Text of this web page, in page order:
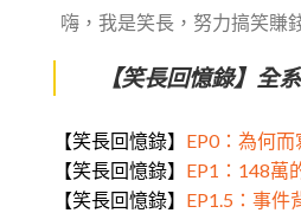
嗨，我是笑長，努力搞笑賺
【笑長回憶錄】全
【笑長回憶錄】 EP0：為何而
【笑長回憶錄】 EP1：148萬
【笑長回憶錄】 EP1.5：事件